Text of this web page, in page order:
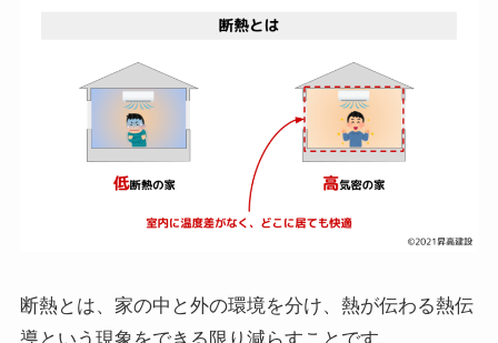
断熱とは、家の中と外の環境を分け、熱が伝わる熱伝